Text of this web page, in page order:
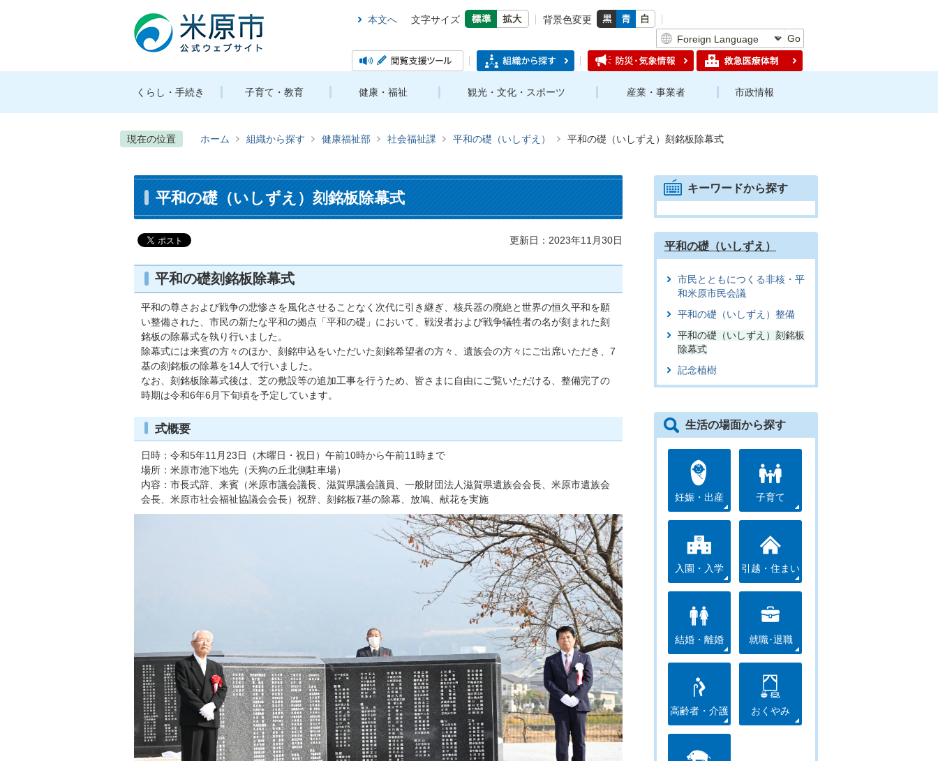
本文へ 文字サイズ
背景色変更
Go
くらし・手続き 子育て・教育 健康・福祉 観光・文化・スポーツ 産業・事業者 市政情報
現在の位置 ホーム 組織から探す 健康福祉部 社会福祉課 平和の礎（いしずえ） 平和の礎（いしずえ）刻銘板除幕式
平和の礎（いしずえ）刻銘板除幕式
更新日：2023年11月30日
平和の礎刻銘板除幕式
平和の尊さおよび戦争の悲惨さを風化させることなく次代に引き継ぎ、核兵器の廃絶と世界の恒久平和を願
い整備された、市民の新たな平和の拠点「平和の礎」において、戦没者および戦争犠牲者の名が刻まれた刻
銘板の除幕式を執り行いました。
除幕式には来賓の方々のほか、刻銘申込をいただいた刻銘希望者の方々、遺族会の方々にご出席いただき、7
基の刻銘板の除幕を14人で行いました。
なお、刻銘板除幕式後は、芝の敷設等の追加工事を行うため、皆さまに自由にご覧いただける、整備完了の
時期は令和6年6月下旬頃を予定しています。
式概要
日時：令和5年11月23日（木曜日・祝日）午前10時から午前11時まで
場所：米原市池下地先（天狗の丘北側駐車場）
内容：市長式辞、来賓（米原市議会議長、滋賀県議会議員、一般財団法人滋賀県遺族会会長、米原市遺族会
会長、米原市社会福祉協議会会長）祝辞、刻銘板7基の除幕、放鳩、献花を実施
キーワードから探す
平和の礎（いしずえ）
市民とともにつくる非核・平
和米原市民会議
平和の礎（いしずえ）整備
平和の礎（いしずえ）刻銘板
除幕式
記念植樹
生活の場面から探す
妊娠・出産 子育て
入園・入学 引越・住まい
結婚・離婚 就職･退職
高齢者・介護 おくやみ